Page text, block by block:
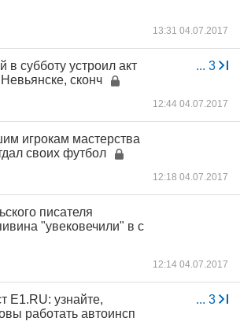
13:31 04.07.2017
... 3
в субботу устроил акт
сконч
12:44 04.07.2017
игрокам мастерства
своих футбол
12:18 04.07.2017
писателя
"увековечили" в с
12:14 04.07.2017
... 3
E1.RU: узнайте,
работать автоинсп